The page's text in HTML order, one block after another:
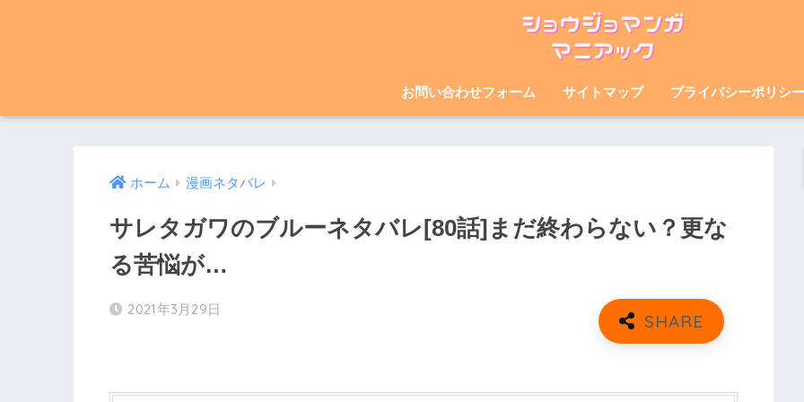
お問い合わせフォーム サイトマップ プライバシーポリシー
ホーム 漫画ネタバレ
サレタガワのブルーネタバレ[80話]まだ終わらない？更な
る苦悩が…
2021年3月29日